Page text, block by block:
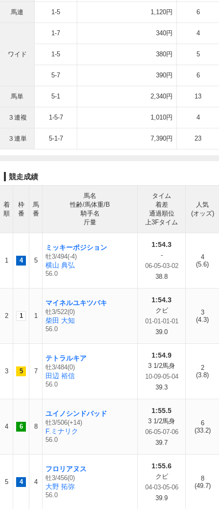
馬連 1-5 1,120円 6
ワイド
1-7 340円 4
1-5 380円 5
5-7 390円 6
馬単 5-1 2,340円 13
３連複 1-5-7 1,010円 4
３連単 5-1-7 7,390円 23
競走成績
着
順
枠
番
馬
番
馬名
性齢/馬体重/B
騎手名
斤量
タイム
着差
通過順位
上3Fタイム
人気
(オッズ)
1 4 5
ミッキーポジション
牡3/494(-4)
横山 典弘
56.0
1:54.3
-
06-05-03-02
38.8
4
(5.6)
2 1 1
マイネルユキツバキ
牡3/522(0)
柴田 大知
56.0
1:54.3
クビ
01-01-01-01
39.0
3
(4.3)
3 5 7
テトラルキア
牡3/484(0)
田辺 裕信
56.0
1:54.9
3 1/2馬身
10-09-05-04
39.3
2
(3.8)
4 6 8
ユイノシンドバッド
牡3/506(+14)
F.ミナリク
56.0
1:55.5
3 1/2馬身
06-05-07-06
39.7
6
(33.2)
5 4 4
フロリアヌス
牡3/456(0)
大野 拓弥
56.0
1:55.6
クビ
04-03-05-06
39.9
8
(49.7)